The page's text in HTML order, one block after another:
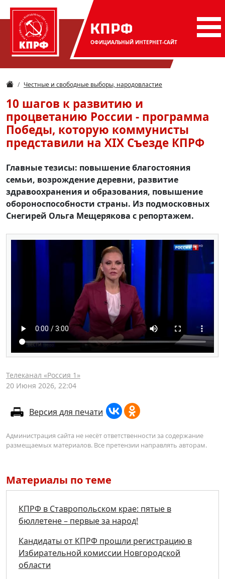
КПРФ
ОФИЦИАЛЬНЫЙ ИНТЕРНЕТ-САЙТ
Честные и свободные выборы, народовластие
10 шагов к развитию и
процветанию России - программа
Победы, которую коммунисты
представили на XIX Съезде КПРФ
Главные тезисы: повышение благостояния
семьи, возрождение деревни, развитие
здравоохранения и образования, повышение
обороноспособности страны. Из подмосковных
Снегирей Ольга Мещерякова с репортажем.
Телеканал «Россия 1»
20 Июня 2026, 22:04
Версия для печати
Администрация сайта не несёт ответственности за содержание
размещаемых материалов. Все претензии направлять авторам.
Материалы по теме
КПРФ в Ставропольском крае: пятые в
бюллетене – первые за народ!
Кандидаты от КПРФ прошли регистрацию в
Избирательной комиссии Новгородской
области